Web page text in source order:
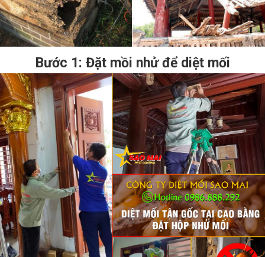
Bước 1: Đặt mồi nhử để diệt mối